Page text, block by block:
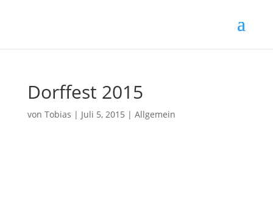
Dorffest 2015
von Tobias | Juli 5, 2015 | Allgemein